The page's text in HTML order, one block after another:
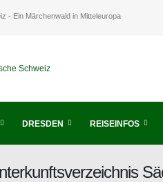
- Ein Märchenwald in Mitteleuropa
DRESDEN REISEINFOS